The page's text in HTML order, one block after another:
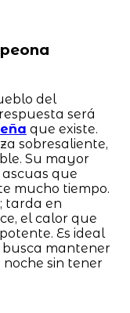
del
será
que existe.
sobresaliente,
Su mayor
que
mucho tiempo.
tarda en
el calor que
Es ideal
mantener
sin tener